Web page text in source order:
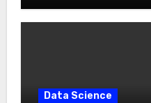
Data Science